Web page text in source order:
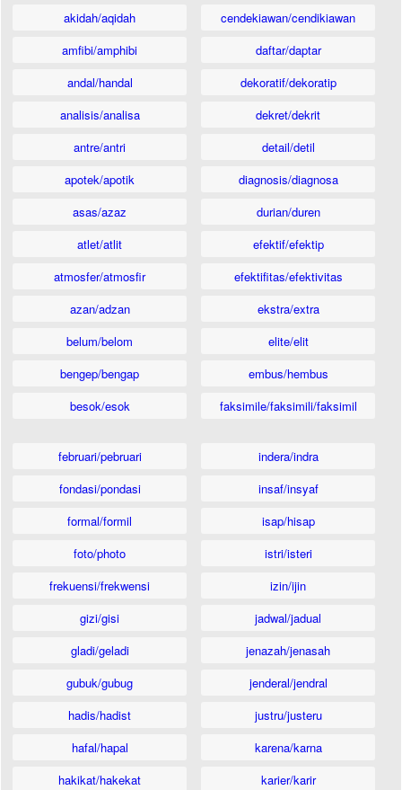
akidah/aqidah
amfibi/amphibi
andal/handal
analisis/analisa
antre/antri
apotek/apotik
asas/azaz
atlet/atlit
atmosfer/atmosfir
azan/adzan
belum/belom
bengep/bengap
besok/esok
cendekiawan/cendikiawan
daftar/daptar
dekoratif/dekoratip
dekret/dekrit
detail/detil
diagnosis/diagnosa
durian/duren
efektif/efektip
efektifitas/efektivitas
ekstra/extra
elite/elit
embus/hembus
faksimile/faksimili/faksimil
februari/pebruari
fondasi/pondasi
formal/formil
foto/photo
frekuensi/frekwensi
gizi/gisi
gladi/geladi
gubuk/gubug
hadis/hadist
hafal/hapal
hakikat/hakekat
indera/indra
insaf/insyaf
isap/hisap
istri/isteri
izin/ijin
jadwal/jadual
jenazah/jenasah
jenderal/jendral
justru/justeru
karena/karna
karier/karir